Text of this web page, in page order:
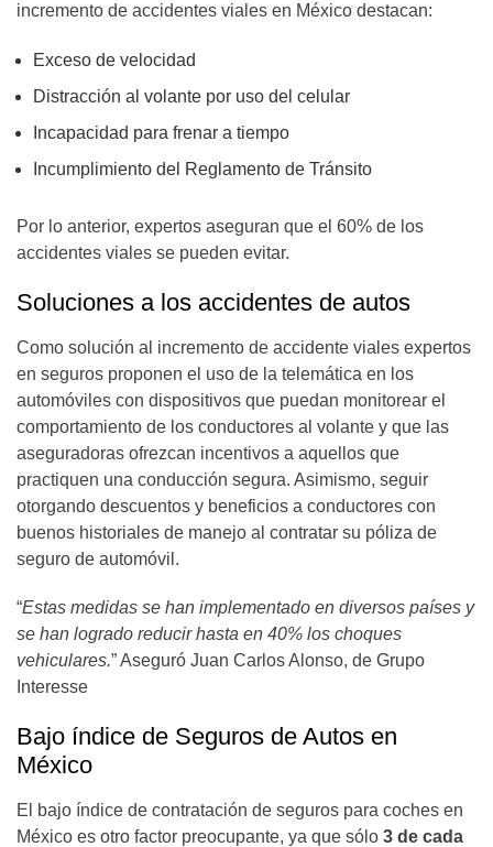
incremento de accidentes viales en México destacan:
Exceso de velocidad
Distracción al volante por uso del celular
Incapacidad para frenar a tiempo
Incumplimiento del Reglamento de Tránsito
Por lo anterior, expertos aseguran que el 60% de los
accidentes viales se pueden evitar.
Soluciones a los accidentes de autos
Como solución al incremento de accidente viales expertos
en seguros proponen el uso de la telemática en los
automóviles con dispositivos que puedan monitorear el
comportamiento de los conductores al volante y que las
aseguradoras ofrezcan incentivos a aquellos que
practiquen una conducción segura. Asimismo, seguir
otorgando descuentos y beneficios a conductores con
buenos historiales de manejo al contratar su póliza de
seguro de automóvil.
“Estas medidas se han implementado en diversos países y
se han logrado reducir hasta en 40% los choques
vehiculares.” Aseguró Juan Carlos Alonso, de Grupo
Interesse
Bajo índice de Seguros de Autos en
México
El bajo índice de contratación de seguros para coches en
México es otro factor preocupante, ya que sólo 3 de cada